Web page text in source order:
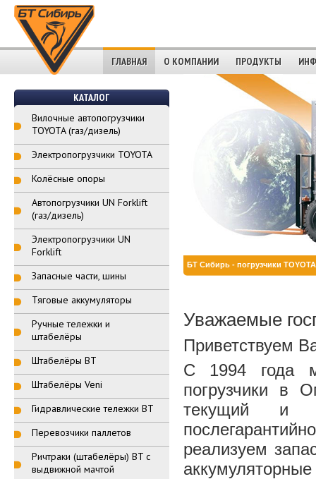
ГЛАВНАЯ О КОМПАНИИ ПРОДУКТЫ
КАТАЛОГ
Вилочные автопогрузчики
TOYOTA (газ/дизель)
Электропогрузчики TOYOTA
Колёсные опоры
Автопогрузчики UN Forklift
(газ/дизель)
Электропогрузчики UN
Forklift
Запасные части, шины
Тяговые аккумуляторы
Ручные тележки и
штабелёры
Штабелёры BT
Штабелёры Veni
Гидравлические тележки BT
Перевозчики паллетов
Ричтраки (штабелёры) BT с
выдвижной мачтой
БТ Сибирь - погрузчики
Уважаемые
Приветствуем
С 1994 года
погрузчики в
текущий и
реализуем